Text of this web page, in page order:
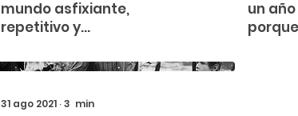
mundo asfixiante,
repetitivo y
engulle, nos suprime
despoja de todo atisb
un
31 ago 2021 ∙3 min